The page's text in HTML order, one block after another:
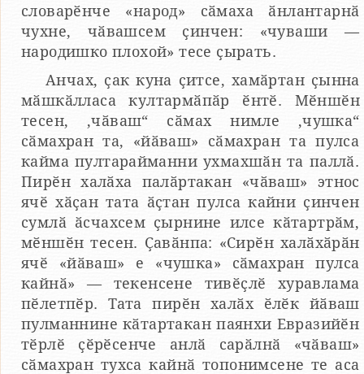
словарӗнче «народ» сӑмаха ӑнлантарнӑ
чухне, чӑвашсем ҫинчен: «чуваши —
народишко плохой» тесе ҫырать.
Анчах, ҫак куна ҫитсе, хамӑртан ҫынна
мӑшкӑлласа култармӑпӑр ӗнтӗ. Мӗншӗн
тесен, ‚чӑваш“ сӑмах нимле ‚чушка“
сӑмахран та, «йӑваш» сӑмахран та пулса
кайма пултарайманни ухмахшӑн та паллӑ.
Пирӗн халӑха палӑртакан «чӑваш» этнос
ячӗ хӑҫан тата ӑҫтан пулса кайни ҫинчен
сумлӑ ӑсчахсем ҫырнине илсе кӑтартрӑм,
мӗншӗн тесен. Ҫавӑнпа: «Сирӗн халӑхӑрӑн
ячӗ «йӑваш» е «чушка» сӑмахран пулса
кайнӑ» — текенсене тивӗҫлӗ хуравлама
пӗлетпӗр. Тата пирӗн халӑх ӗлӗк йӑваш
пулманнине кӑтартакан паянхи Евразийӗн
тӗрлӗ ҫӗрӗсенче анлӑ сарӑлнӑ «чӑваш»
сӑмахран тухса кайнӑ топонимсене те аса